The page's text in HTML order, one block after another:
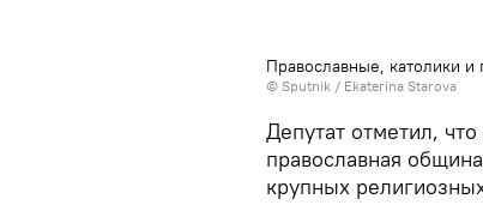
Православные, католики и
© Sputnik / Ekaterina Starova
Депутат отметил,
православная
крупных